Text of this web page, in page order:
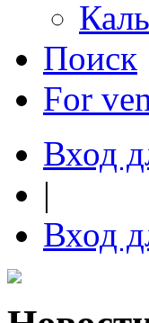
Поиск
For
Вход
|
Вход